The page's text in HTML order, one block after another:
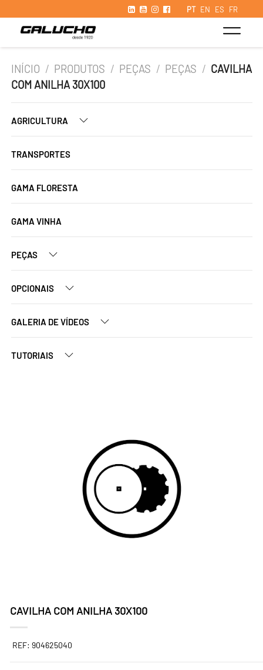
PT EN ES FR
INÍCIO / PRODUTOS / PEÇAS / PEÇAS / CAVILHA
COM ANILHA 30X100
AGRICULTURA
TRANSPORTES
GAMA FLORESTA
GAMA VINHA
PEÇAS
OPCIONAIS
GALERIA DE VÍDEOS
TUTORIAIS
CAVILHA COM ANILHA 30X100
REF: 904625040